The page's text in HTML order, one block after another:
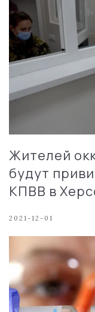
Жителей
будут
КПВВ в
2021-12-01